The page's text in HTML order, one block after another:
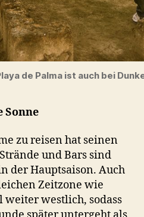
de Palma ist auch bei
Sonne
zu reisen hat seinen
und Bars sind
der Hauptsaison. Auch
Zeitzone wie
weiter westlich, sodass